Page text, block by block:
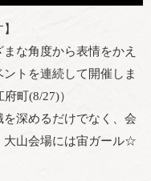
な角度から表情をかえ
トを連続して開催しま
町(8/27)）
深めるだけでなく、会
大山会場には宙ガール☆